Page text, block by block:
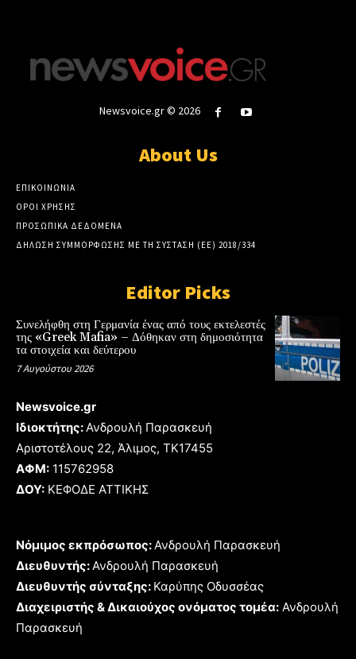
Newsvoice.gr © 2026
About Us
ΕΠΙΚΟΙΝΩΝΙΑ
ΟΡΟΙ ΧΡΗΣΗΣ
ΠΡΟΣΩΠΙΚΑ ΔΕΔΟΜΕΝΑ
ΔΗΛΩΣΗ ΣΥΜΜΟΡΦΩΣΗΣ ΜΕ ΤΗ ΣΥΣΤΑΣΗ (ΕΕ) 2018/334
Editor Picks
Συνελήφθη στη Γερμανία ένας από τους εκτελεστές
της «Greek Mafia» – Δόθηκαν στη δημοσιότητα
τα στοιχεία και δεύτερου
7 Αυγούστου 2026
Newsvoice.gr
Ιδιοκτήτης: Ανδρουλή Παρασκευή
Αριστοτέλους 22, Άλιμος, TK17455
ΑΦΜ: 115762958
ΔΟΥ: ΚΕΦΟΔΕ ΑΤΤΙΚΗΣ
Νόμιμος εκπρόσωπος: Ανδρουλή Παρασκευή
Διευθυντής: Ανδρουλή Παρασκευή
Διευθυντής σύνταξης: Καρύπης Οδυσσέας
Διαχειριστής & Δικαιούχος ονόματος τομέα: Ανδρουλή
Παρασκευή